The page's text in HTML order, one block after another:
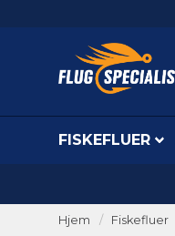
FISKEFLUER
Hjem Fiskefluer